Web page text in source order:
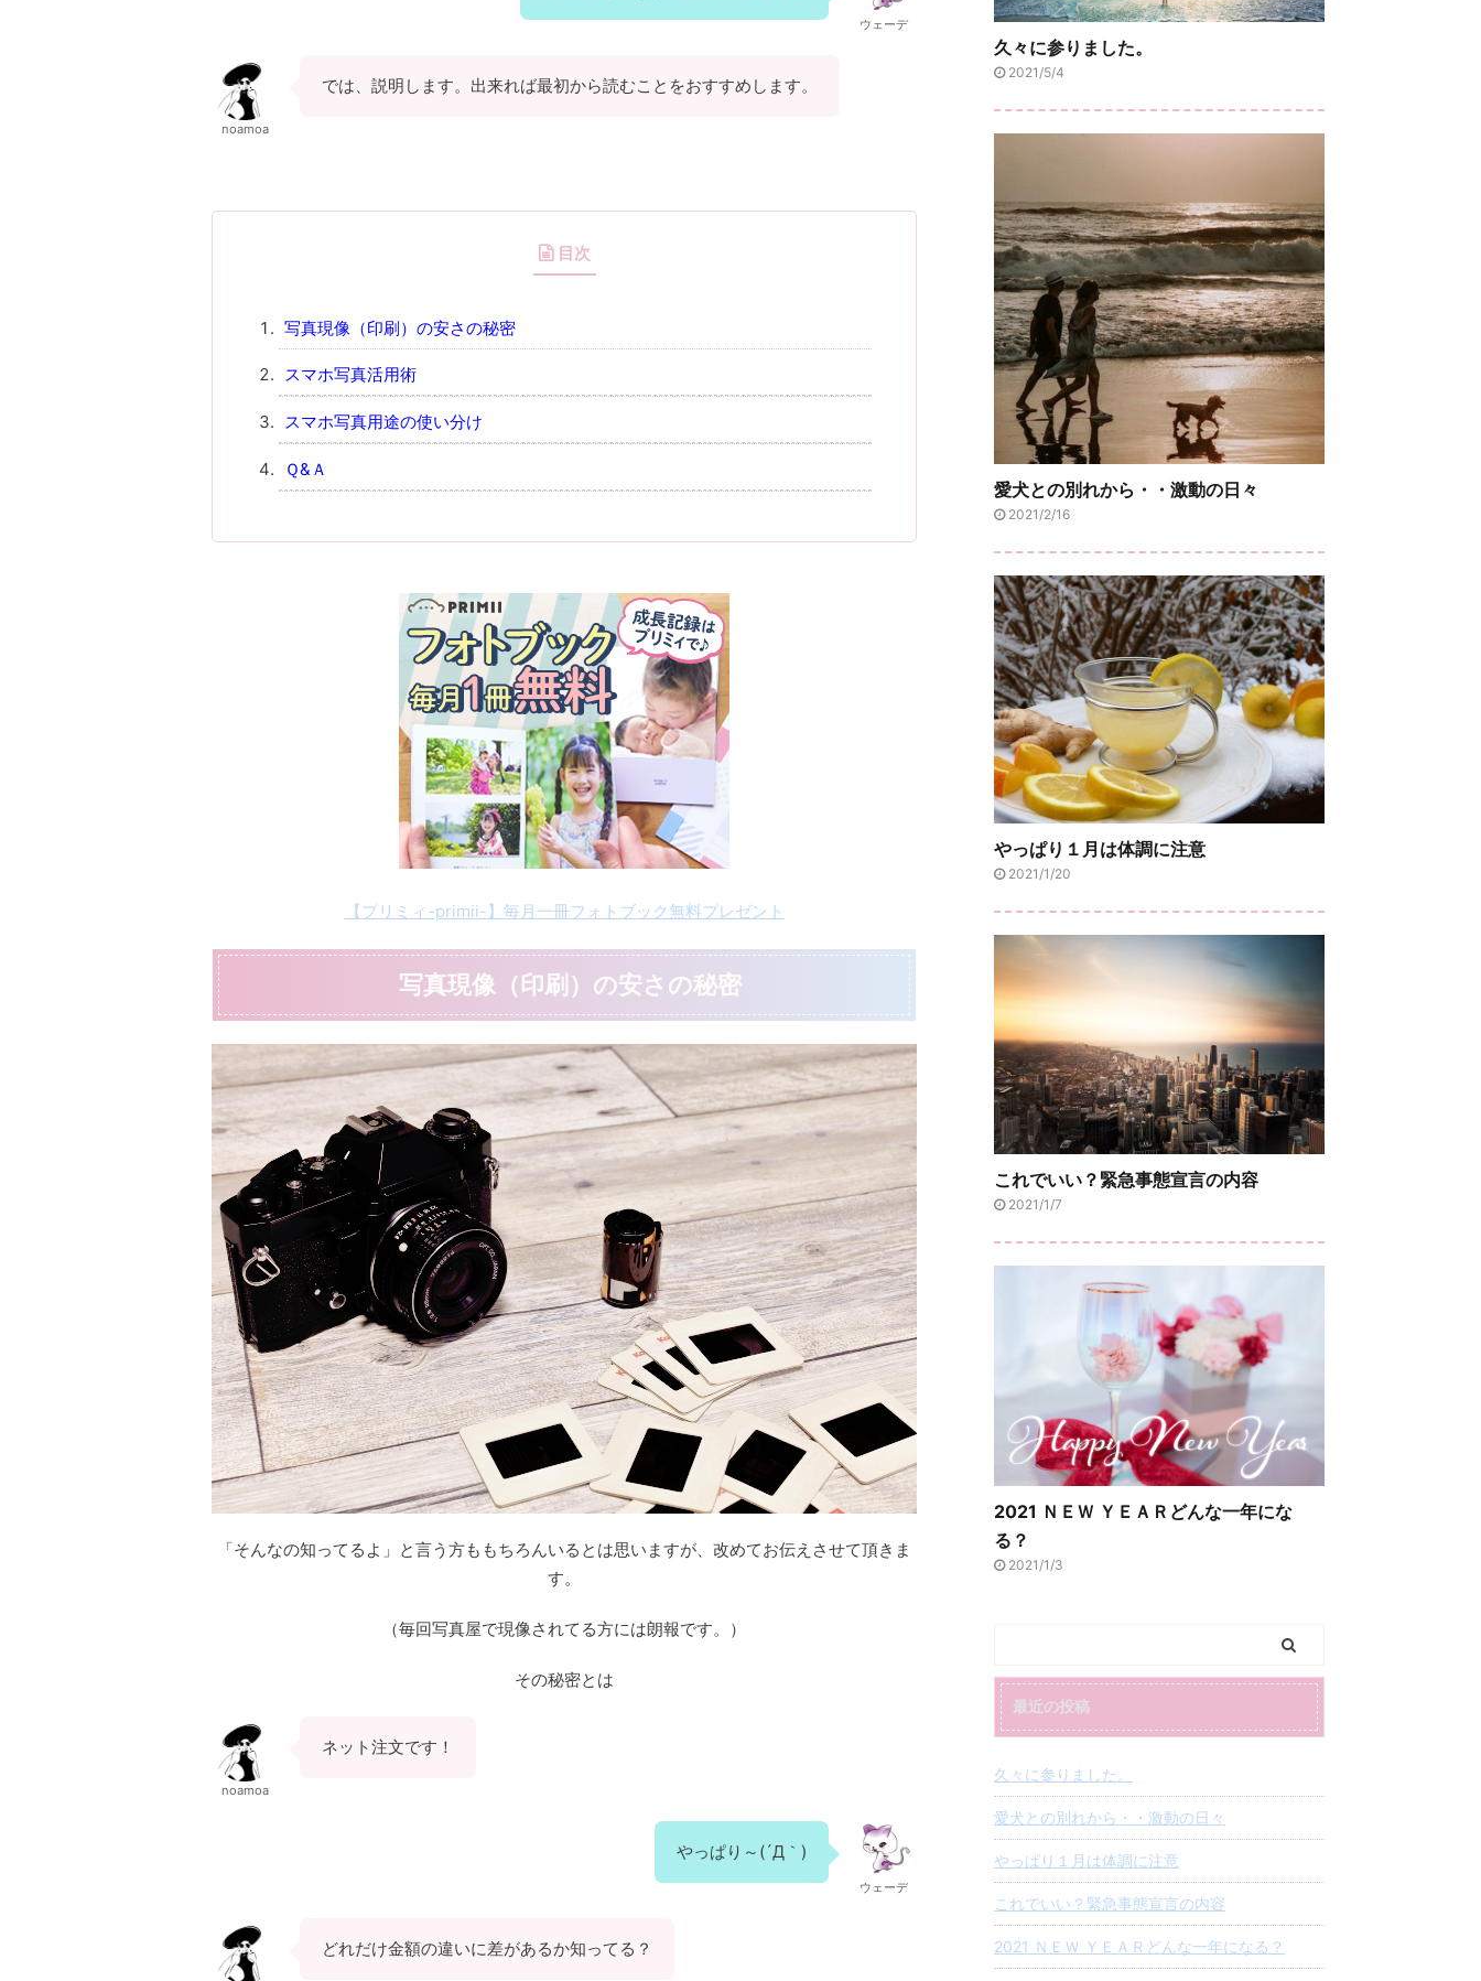
ウェーデ
noamoa
では、説明します。出来れば最初から読むことをおすすめします。
目次
写真現像（印刷）の安さの秘密
スマホ写真活用術
スマホ写真用途の使い分け
Ｑ&Ａ
【プリミィ-primii-】毎月一冊フォトブック無料プレゼント
写真現像（印刷）の安さの秘密
「そんなの知ってるよ」と言う方ももちろんいるとは思いますが、改めてお伝えさせて頂きま
す。
（毎回写真屋で現像されてる方には朗報です。）
その秘密とは
noamoa
ネット注文です！
やっぱり～(´Д｀)
ウェーデ
どれだけ金額の違いに差があるか知ってる？
久々に参りました。
2021/5/4
愛犬との別れから・・激動の日々
2021/2/16
やっぱり１月は体調に注意
2021/1/20
これでいい？緊急事態宣言の内容
2021/1/7
2021 ＮＥＷ ＹＥＡＲどんな一年にな
る？
2021/1/3
最近の投稿
久々に参りました。
愛犬との別れから・・激動の日々
やっぱり１月は体調に注意
これでいい？緊急事態宣言の内容
2021 ＮＥＷ ＹＥＡＲどんな一年になる？